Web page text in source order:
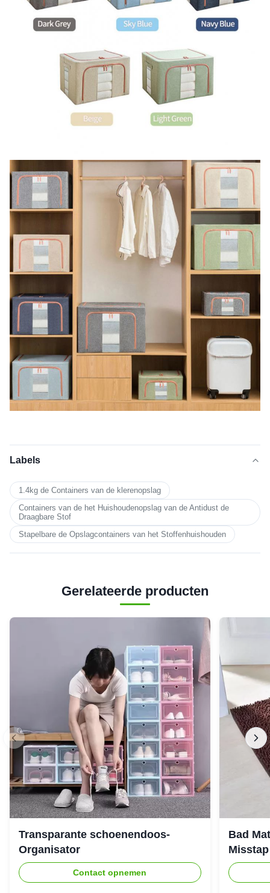
Labels
1.4kg de Containers van de klerenopslag
Containers van de het Huishoudenopslag van de Antidust de
Draagbare Stof
Stapelbare de Opslagcontainers van het Stoffenhuishouden
Gerelateerde producten
Transparante schoenendoos-
Organisator
Contact opnemen
Bad